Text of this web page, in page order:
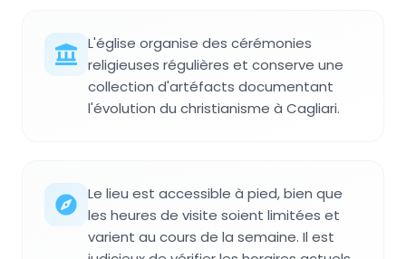
L'église organise des cérémonies
religieuses régulières et conserve une
collection d'artéfacts documentant
l'évolution du christianisme à Cagliari.
Le lieu est accessible à pied, bien que
les heures de visite soient limitées et
varient au cours de la semaine. Il est